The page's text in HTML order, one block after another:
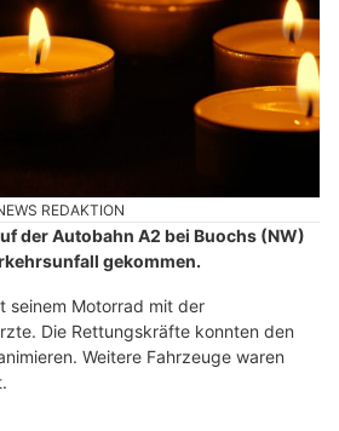
REDAKTION
der Autobahn A2 bei Buochs (NW)
gekommen.
seinem Motorrad mit der
Die Rettungskräfte konnten den
Weitere Fahrzeuge waren